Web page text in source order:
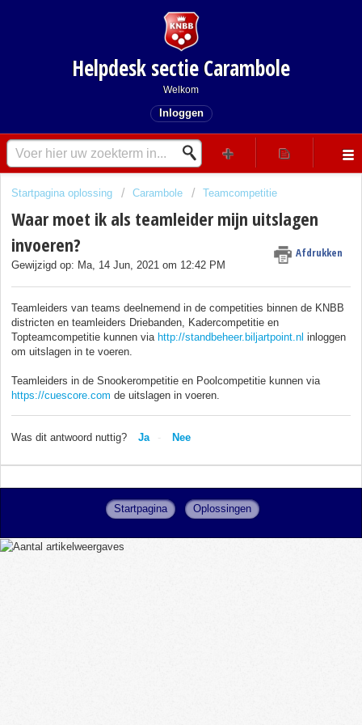
Helpdesk sectie Carambole
Welkom
Inloggen
Startpagina oplossing Carambole Teamcompetitie
Waar moet ik als teamleider mijn uitslagen
invoeren?
Afdrukken
Gewijzigd op: Ma, 14 Jun, 2021 om 12:42 PM
Teamleiders van teams deelnemend in de competities binnen de KNBB
districten en teamleiders Driebanden, Kadercompetitie en
Topteamcompetitie kunnen via http://standbeheer.biljartpoint.nl inloggen
om uitslagen in te voeren.
Teamleiders in de Snookerompetitie en Poolcompetitie kunnen via
https://cuescore.com de uitslagen in voeren.
Was dit antwoord nuttig? Ja Nee
Startpagina Oplossingen